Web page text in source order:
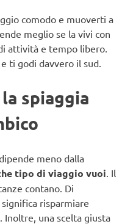
comodo e muoverti a
meglio se la vivi con
attività e tempo libero.
ti godi davvero il sud.
spiaggia
meno dalla
tipo di viaggio vuoi . Il
contano. Di
risparmiare
Inoltre, una scelta giusta